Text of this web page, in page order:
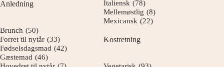
Anledning
Brunch (50)
Forret til nytår (33)
Fødselsdagsmad (42)
Gæstemad (46)
Italiensk (78)
Mellemøstlig (8)
Mexicansk (22)
Kostretning